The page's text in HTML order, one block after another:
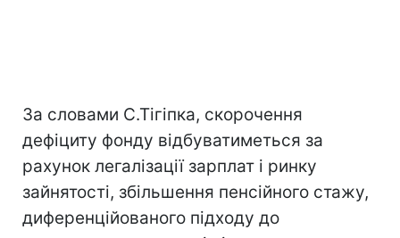
За словами С.Тігіпка, скорочення
дефіциту фонду відбуватиметься за
рахунок легалізації зарплат і ринку
зайнятості, збільшення пенсійного стажу,
диференційованого підходу до